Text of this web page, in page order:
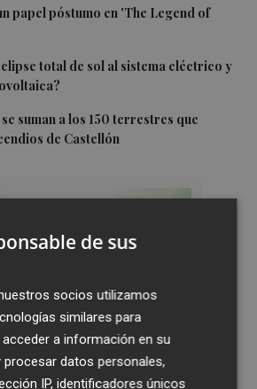
papel póstumo en 'The Legend of
total de sol al sistema eléctrico y
suman a los 150 terrestres que
de Castellón
de sus
socios utilizamos
similares para
acceder a información en su
procesar datos personales,
IP, identificadores únicos